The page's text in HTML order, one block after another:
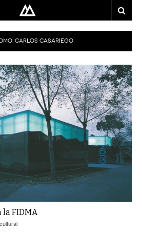
CARLOS CASARIEGO
la FIDMA
cultural